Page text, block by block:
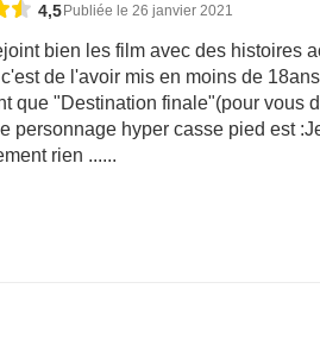
4,5 Publiée le 26 janvier 2021
bien les film avec des histoires
de l'avoir mis en moins de
que "Destination finale"(pour vous
personnage hyper casse pied est
rien ......